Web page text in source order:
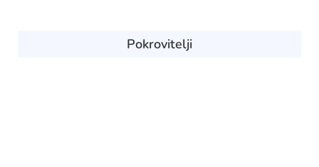
Pokrovitelji